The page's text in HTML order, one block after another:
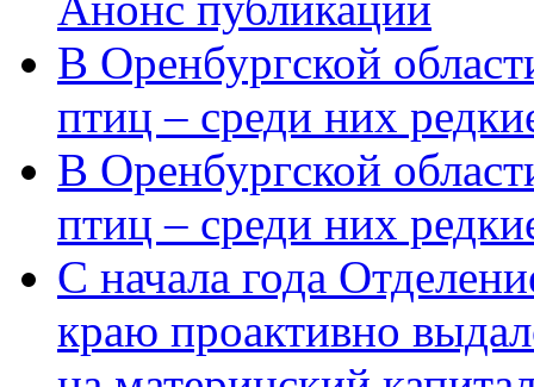
В Оренбургской
птиц – среди них
В Оренбургской
птиц – среди них
С начала года
краю проактивно